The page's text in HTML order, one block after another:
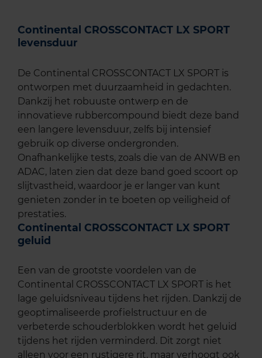
Continental CROSSCONTACT LX SPORT
levensduur
De Continental CROSSCONTACT LX SPORT is
ontworpen met duurzaamheid in gedachten.
Dankzij het robuuste ontwerp en de
innovatieve rubbercompound biedt deze band
een langere levensduur, zelfs bij intensief
gebruik op diverse ondergronden.
Onafhankelijke tests, zoals die van de ANWB en
ADAC, laten zien dat deze band goed scoort op
slijtvastheid, waardoor je er langer van kunt
genieten zonder in te boeten op veiligheid of
prestaties.
Continental CROSSCONTACT LX SPORT
geluid
Een van de grootste voordelen van de
Continental CROSSCONTACT LX SPORT is het
lage geluidsniveau tijdens het rijden. Dankzij de
geoptimaliseerde profielstructuur en de
verbeterde schouderblokken wordt het geluid
tijdens het rijden verminderd. Dit zorgt niet
alleen voor een rustigere rit, maar verhoogt ook